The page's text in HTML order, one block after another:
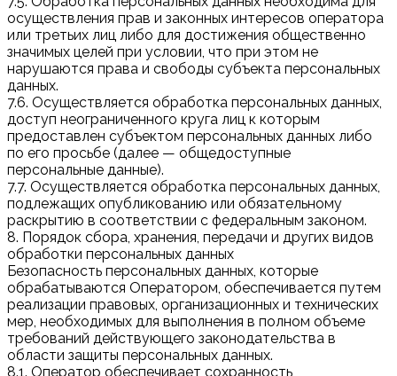
осуществления прав и законных интересов оператора
или третьих лиц либо для достижения общественно
значимых целей при условии, что при этом не
нарушаются права и свободы субъекта персональных
данных.
7.6. Осуществляется обработка персональных данных,
доступ неограниченного круга лиц к которым
предоставлен субъектом персональных данных либо
по его просьбе (далее — общедоступные
персональные данные).
7.7. Осуществляется обработка персональных данных,
подлежащих опубликованию или обязательному
раскрытию в соответствии с федеральным законом.
8. Порядок сбора, хранения, передачи и других видов
обработки персональных данных
Безопасность персональных данных, которые
обрабатываются Оператором, обеспечивается путем
реализации правовых, организационных и технических
мер, необходимых для выполнения в полном объеме
требований действующего законодательства в
области защиты персональных данных.
8.1. Оператор обеспечивает сохранность